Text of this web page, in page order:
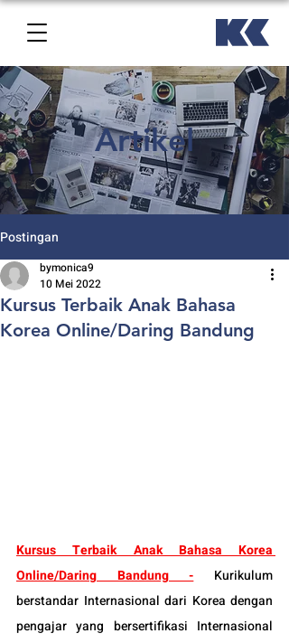
Artikel
Postingan
Kursus Terbaik Anak Bahasa
Korea Online/Daring Bandung
bymonica9
10 Mei 2022
Kursus Terbaik Anak Bahasa Korea
Online/Daring Bandung - Kurikulum
berstandar Internasional dari Korea dengan
pengajar yang bersertifikasi Internasional